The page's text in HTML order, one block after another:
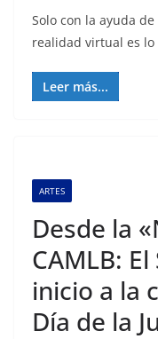
Solo con la ayuda
realidad virtual es
Leer más...
ARTES
Desde la
CAMLB:
inicio a la
Día de la